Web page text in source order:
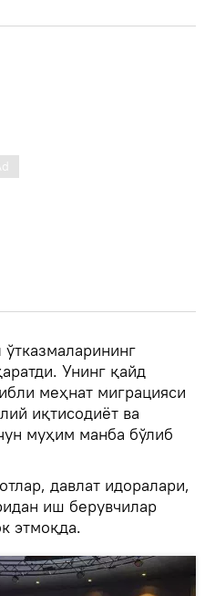
Унинг қайд
меҳнат миграцияси
иқтисодиёт ва
муҳим манба бўлиб
давлат идоралари,
иш берувчилар
этмоқда.